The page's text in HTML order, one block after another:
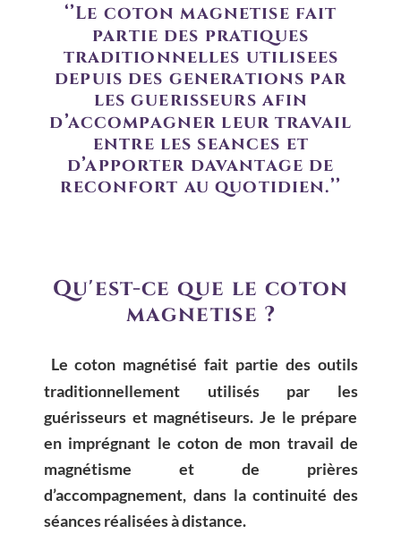
‘’Le coton magnétisé fait
partie des pratiques
traditionnelles utilisées
depuis des générations par
les guérisseurs afin
d’accompagner leur travail
entre les séances et
d’apporter davantage de
réconfort au quotidien.’’
Qu'est-ce que le coton
magnétisé ?
Le coton magnétisé fait partie des outils
traditionnellement
utilisés par
les
guérisseurs et magnétiseurs. Je le prépare
en imprégnant le coton de mon travail de
magnétisme
et de
prières
d’accompagnement, dans la continuité des
séances réalisées à distance.